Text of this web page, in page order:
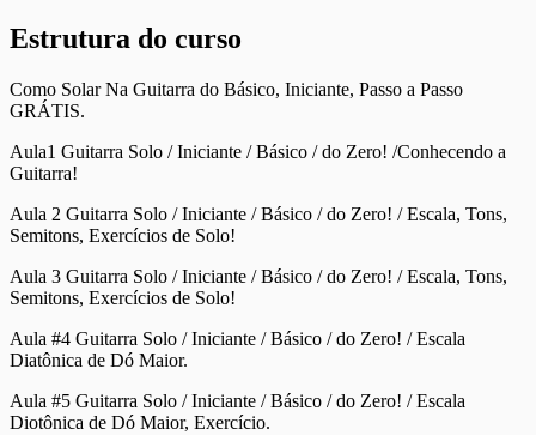
Estrutura do curso
Como Solar Na Guitarra do Básico, Iniciante, Passo a Passo
GRÁTIS.
Aula1 Guitarra Solo / Iniciante / Básico / do Zero! /Conhecendo a
Guitarra!
Aula 2 Guitarra Solo / Iniciante / Básico / do Zero! / Escala, Tons,
Semitons, Exercícios de Solo!
Aula 3 Guitarra Solo / Iniciante / Básico / do Zero! / Escala, Tons,
Semitons, Exercícios de Solo!
Aula #4 Guitarra Solo / Iniciante / Básico / do Zero! / Escala
Diatônica de Dó Maior.
Aula #5 Guitarra Solo / Iniciante / Básico / do Zero! / Escala
Diotônica de Dó Maior, Exercício.